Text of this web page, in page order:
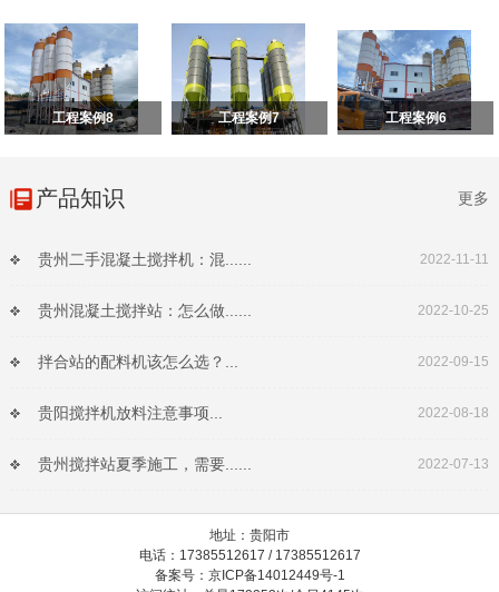
工程案例8 工程案例7 工程案例6
产品知识 更多
贵州二手混凝土搅拌机：混...... 2022-11-11
贵州混凝土搅拌站：怎么做...... 2022-10-25
拌合站的配料机该怎么选？... 2022-09-15
贵阳搅拌机放料注意事项... 2022-08-18
贵州搅拌站夏季施工，需要...... 2022-07-13
地址：贵阳市
电话：17385512617 / 17385512617
备案号：京ICP备14012449号-1